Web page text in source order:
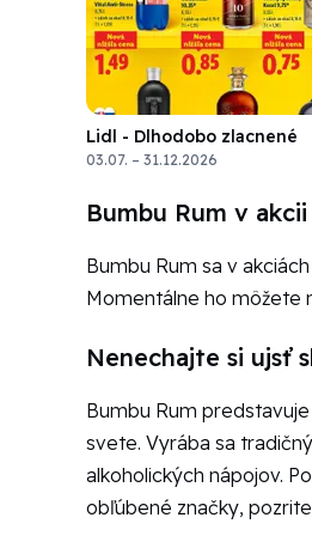
Lidl - Dlhodobo zlacnené
03.07. – 31.12.2026
Bumbu Rum v akcii
Bumbu Rum sa v
Momentálne ho môžete
Nenechajte si ujsť
Bumbu Rum predstavuje
svete. Vyrába sa
alkoholických nápojov.
obľúbené značky,